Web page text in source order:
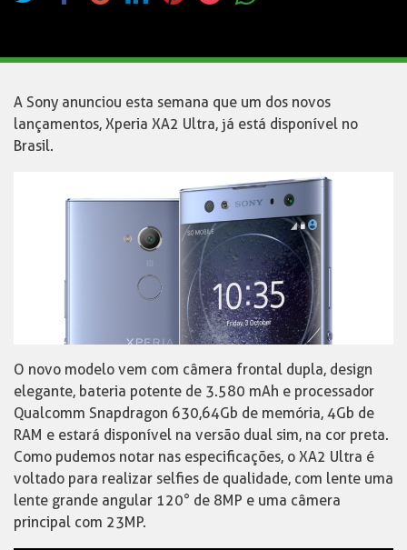
A Sony anunciou esta semana que um dos novos
lançamentos, Xperia XA2 Ultra, já está disponível no
Brasil.
O novo modelo vem com câmera frontal dupla, design
elegante, bateria potente de 3.580 mAh e processador
Qualcomm Snapdragon 630,64Gb de memória, 4Gb de
RAM e estará disponível na versão dual sim, na cor preta.
Como pudemos notar nas especificações, o XA2 Ultra é
voltado para realizar selfies de qualidade, com lente uma
lente grande angular 120° de 8MP e uma câmera
principal com 23MP.